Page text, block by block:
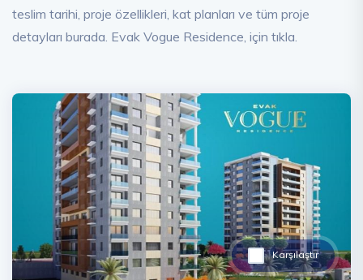
teslim tarihi, proje özellikleri, kat planları ve tüm proje
detayları burada. Evak Vogue Residence, için tıkla.
Karşılaştır